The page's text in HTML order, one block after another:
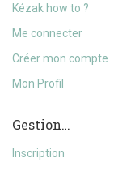
Kézak how to ?
Me connecter
Créer mon compte
Mon Profil
Gestion…
Inscription